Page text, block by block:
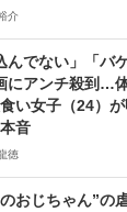
介
んでない」「バ
にアンチ殺到…
い女子（24）
音
徳
おじちゃん”の